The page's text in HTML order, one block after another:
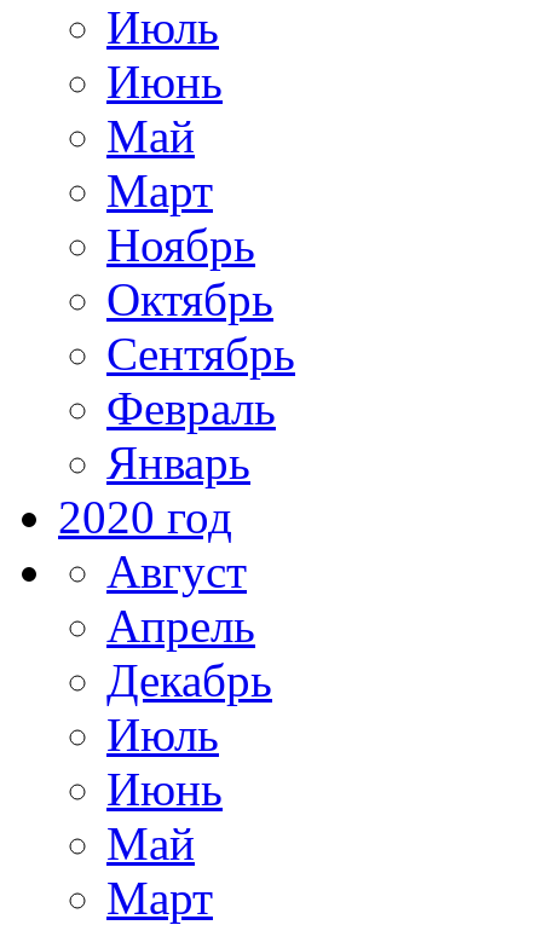
Июль
Июнь
Май
Март
Ноябрь
Октябрь
Сентябрь
Февраль
Январь
2020 год
Август
Апрель
Декабрь
Июль
Июнь
Май
Март